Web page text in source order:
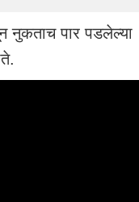
नुकताच पार पडलेल्या